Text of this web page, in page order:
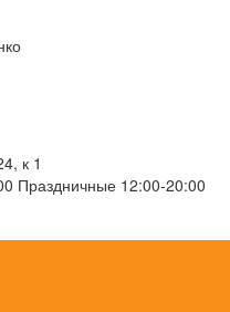
к 1
Праздничные 12:00-20:00